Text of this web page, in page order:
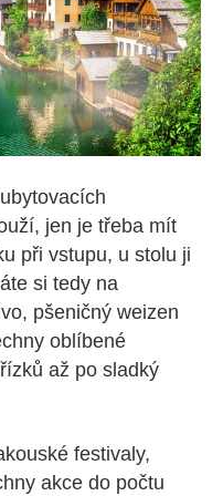
jen je třeba mít
při vstupu, u stolu ji
si tedy na
pšeničný weizen
oblíbené
až po sladký
festivaly,
akce do počtu